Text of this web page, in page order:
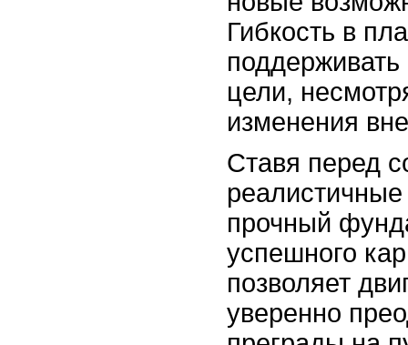
Гибкость в
цели,
изменения
Ставя перед
прочный
успешного
позволяет
уверенно